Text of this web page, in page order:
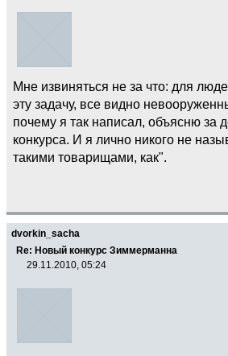
Мне извиняться не за что: для
эту задачу, все видно
почему я так написал, объясню за
конкурса. И я лично никого не
такими товарищами, как".
dvorkin_sacha
Re: Новый конкурс Зиммерманна
29.11.2010, 05:24